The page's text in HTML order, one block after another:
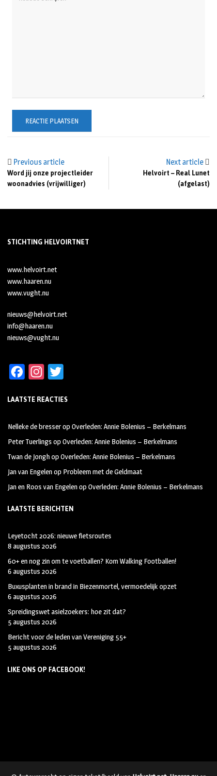
Previous article
Word jij onze projectleider
woonadvies (vrijwilliger)
Next article
Helvoirt – Real Lunet
(afgelast)
STICHTING HELVOIRTNET
www.helvoirt.net
www.haaren.nu
www.vught.nu
nieuws@helvoirt.net
info@haaren.nu
nieuws@vught.nu
Fa
b
oo
k
In
ag
m
tt
LAATSTE REACTIES
Nelleke de bresseropOverleden: Annie Bolenius – Berkelmans
Peter Tuerlings opOverleden: Annie Bolenius – Berkelmans
Twan de JonghopOverleden: Annie Bolenius – Berkelmans
Jan van Engelenop Probleem met de Geldmaat
Jan en Roos van EngelenopOverleden: Annie Bolenius – Berkelmans
LAATSTE BERICHTEN
Leyetocht 2026: nieuwe fietsroutes
8 augustus 2026
60+ en nog zin om te voetballen? Kom Walking Footballen!
6 augustus 2026
Buxusplanten in brand in Biezenmortel, vermoedelijk opzet
6 augustus 2026
Spreidingswet asielzoekers: hoe zit dat?
5 augustus 2026
Bericht voor de leden van Vereniging 55+
5 augustus 2026
LIKE ONS OP FACEBOOK!